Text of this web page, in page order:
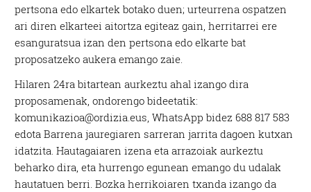
pertsona edo elkartek botako duen; urteurrena ospatzen
ari diren elkarteei aitortza egiteaz gain, herritarrei ere
esanguratsua izan den pertsona edo elkarte bat
proposatzeko aukera emango zaie.
Hilaren 24ra bitartean aurkeztu ahal izango dira
proposamenak, ondorengo bideetatik:
komunikazioa@ordizia.eus, WhatsApp bidez 688 817 583
edota Barrena jauregiaren sarreran jarrita dagoen kutxan
idatzita. Hautagaiaren izena eta arrazoiak aurkeztu
beharko dira, eta hurrengo egunean emango du udalak
hautatuen berri. Bozka herrikoiaren txanda izango da